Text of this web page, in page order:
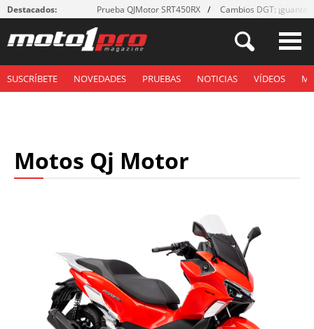
Destacados: Prueba QJMotor SRT450RX Cambios DGT: ¡guantes!
SUSCRÍBETE NOVEDADES PRUEBAS NOTICIAS VÍDEOS
Motos Qj Motor